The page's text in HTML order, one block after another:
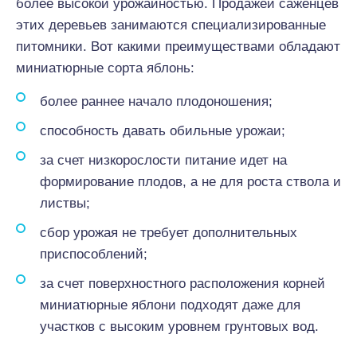
более высокой урожайностью. Продажей саженцев
этих деревьев занимаются специализированные
питомники. Вот какими преимуществами обладают
миниатюрные сорта яблонь:
более раннее начало плодоношения;
способность давать обильные урожаи;
за счет низкорослости питание идет на
формирование плодов, а не для роста ствола и
листвы;
сбор урожая не требует дополнительных
приспособлений;
за счет поверхностного расположения корней
миниатюрные яблони подходят даже для
участков с высоким уровнем грунтовых вод.